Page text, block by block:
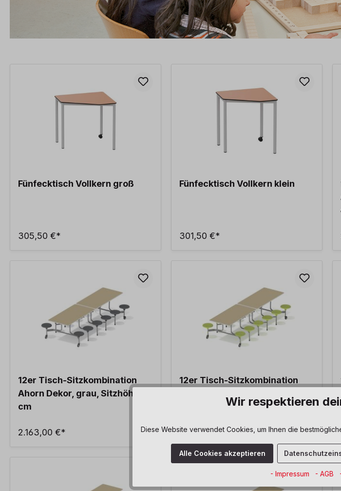
Fünfecktisch Vollkern groß
305,50 €*
Fünfecktisch Vollkern klein
301,50 €*
12er Tisch-Sitzkombination
Ahorn Dekor, grau, Sitzhöhe 44
cm
2.163,00 €*
12er Tisch-Sitzkombination
Sitzhöhe 44 cm
2.163,00 €*
Wir respektieren
Diese Website verwendet Cookies, um Ihnen die
Alle Cookies akzeptieren
- Impressum - AGB